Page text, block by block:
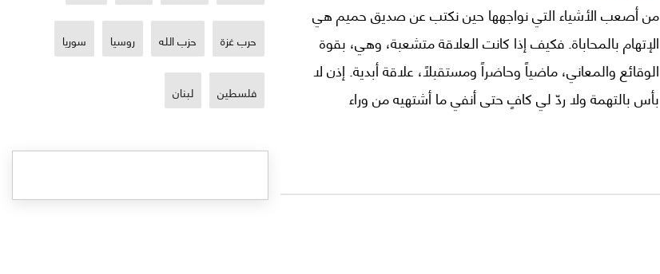
من أصعب الأشياء التي نواجهها حين نكتب عن صديق حميم هي
الإتهام بالمحاباة. فكيف إذا كانت العلاقة متشعبة، وهي، بقوة
الوقائع والمعاني، ماضياً وحاضراً ومستقبلاً، علاقة أبدية. إذن لا
بأس بالتهمة ولا ردّ لي كافٍ حتى أنفي ما أشتهيه من وراء
حرب غزة حزب الله روسيا سوريا
فلسطين لبنان